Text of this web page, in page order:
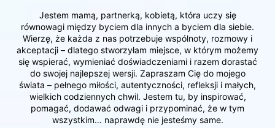
Jestem mamą, partnerką, kobietą, która uczy się
równowagi między byciem dla innych a byciem dla siebie.
Wierzę, że każda z nas potrzebuje wspólnoty, rozmowy i
akceptacji – dlatego stworzyłam miejsce, w którym możemy
się wspierać, wymieniać doświadczeniami i razem dorastać
do swojej najlepszej wersji. Zapraszam Cię do mojego
świata – pełnego miłości, autentyczności, refleksji i małych,
wielkich codziennych chwil. Jestem tu, by inspirować,
pomagać, dodawać odwagi i przypominać, że w tym
wszystkim… naprawdę nie jesteśmy same.